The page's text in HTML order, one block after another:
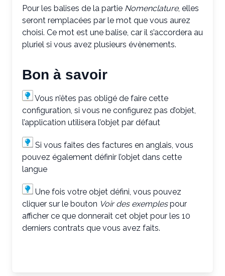
Pour les balises de la partie Nomenclature, elles
seront remplacées par le mot que vous aurez
choisi. Ce mot est une balise, car il s’accordera au
pluriel si vous avez plusieurs évènements.
Bon à savoir
Vous n’êtes pas obligé de faire cette
configuration, si vous ne configurez pas d’objet,
l’application utilisera l’objet par défaut
Si vous faites des factures en anglais, vous
pouvez également définir l’objet dans cette
langue
Une fois votre objet défini, vous pouvez
cliquer sur le bouton Voir des exemplespour
afficher ce que donnerait cet objet pour les 10
derniers contrats que vous avez faits.